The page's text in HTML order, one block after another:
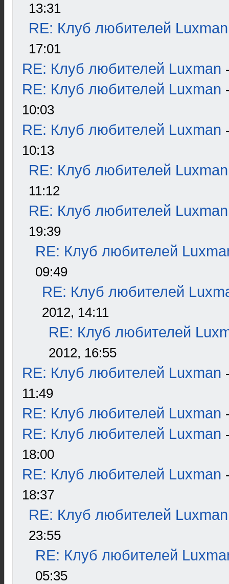
13:31
RE: Клуб любителей Luxman
17:01
RE: Клуб любителей Luxman
RE: Клуб любителей Luxman
10:03
RE: Клуб любителей Luxman
10:13
RE: Клуб любителей Luxman
11:12
RE: Клуб любителей Luxman
19:39
RE: Клуб любителей
09:49
RE: Клуб любителей
2012, 14:11
RE: Клуб любителей
2012, 16:55
RE: Клуб любителей Luxman
11:49
RE: Клуб любителей Luxman
RE: Клуб любителей Luxman
18:00
RE: Клуб любителей Luxman
18:37
RE: Клуб любителей Luxman
23:55
RE: Клуб любителей
05:35